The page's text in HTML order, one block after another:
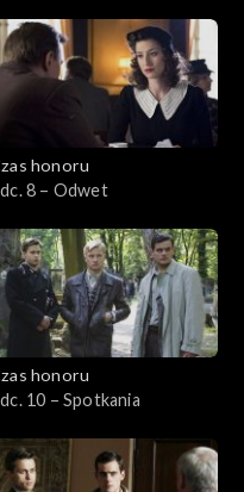
honoru
8 – Odwet
honoru
10 – Spotkania